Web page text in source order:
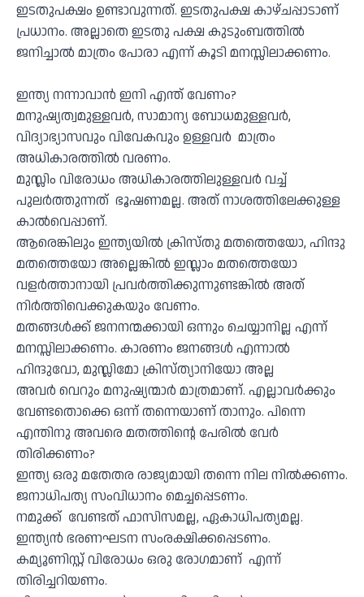
ഇടതുപക്ഷം ഉണ്ടാവുന്നത്. ഇടതുപക്ഷ കാഴ്ചപ്പാടാണ്
പ്രധാനം. അല്ലാതെ ഇടതു പക്ഷ കുടുംബത്തിൽ
ജനിച്ചാൽ മാത്രം പോരാ എന്ന് കൂടി മനസ്സിലാക്കണം.
ഇന്ത്യ നന്നാവാൻ ഇനി എന്ത് വേണം?
മനുഷ്യത്വമുള്ളവർ, സാമാന്യ ബോധമുള്ളവർ,
വിദ്യാഭ്യാസവും വിവേകവും ഉള്ളവർ മാത്രം
അധികാരത്തിൽ വരണം.
മുസ്ലിം വിരോധം അധികാരത്തിലുള്ളവർ വച്ച്
പുലർത്തുന്നത് ഭൂഷണമല്ല. അത് നാശത്തിലേക്കുള്ള
കാൽവെപ്പാണ്.
ആരെങ്കിലും ഇന്ത്യയിൽ ക്രിസ്തു മതത്തെയോ, ഹിന്ദു
മതത്തെയോ അല്ലെങ്കിൽ ഇസ്ലാം മതത്തെയോ
വളർത്താനായി പ്രവർത്തിക്കുന്നുണ്ടങ്കിൽ അത്
നിർത്തിവെക്കുകയും വേണം.
മതങ്ങൾക്ക് ജനനന്മക്കായി ഒന്നും ചെയ്യാനില്ല എന്ന്
മനസ്സിലാക്കണം. കാരണം ജനങ്ങൾ എന്നാൽ
ഹിന്ദുവോ, മുസ്ലിമോ ക്രിസ്ത്യാനിയോ അല്ല
അവർ വെറും മനുഷ്യന്മാർ മാത്രമാണ്. എല്ലാവർക്കും
വേണ്ടതൊക്കെ ഒന്ന് തന്നെയാണ് താനും. പിന്നെ
എന്തിനു അവരെ മതത്തിന്റെ പേരിൽ വേർ
തിരിക്കണം?
ഇന്ത്യ ഒരു മതേതര രാജ്യമായി തന്നെ നില നിൽക്കണം.
ജനാധിപത്യ സംവിധാനം മെച്ചപ്പെടണം.
നമുക്ക് വേണ്ടത് ഫാസിസമല്ല, ഏകാധിപത്യമല്ല.
ഇന്ത്യൻ ഭരണഘടന സംരക്ഷിക്കപ്പെടണം.
കമ്യൂണിസ്റ്റ് വിരോധം ഒരു രോഗമാണ് എന്ന്
തിരിച്ചറിയണം.